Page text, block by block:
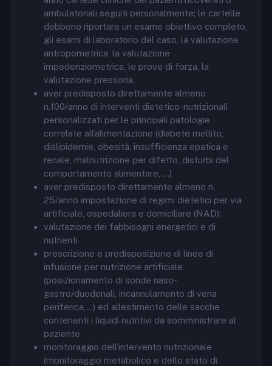
ambulatoriali seguiti personalmente; le cartelle
debbono riportare un esame obiettivo completo,
gli esami di laboratorio del caso, la valutazione
antropometrica, la valutazione
impedenziometrica, le prove di forza, la
valutazione pressoria.
aver predisposto direttamente almeno
n.100/anno di interventi dietetico-nutrizionali
personalizzati per le principali patologie
correlate all’alimentazione (diabete mellito,
dislipidemie, obesità, insufficienza epatica e
renale, malnutrizione per difetto, disturbi del
comportamento alimentare, …)
aver predisposto direttamente almeno n.
25/anno impostazione di regimi dietetici per via
artificiale, ospedaliera e domiciliare (NAD):
valutazione dei fabbisogni energetici e di
nutrienti
prescrizione e predisposizione di linee di
infusione per nutrizione artificiale
(posizionamento di sonde naso-
gastro/duodenali, incannulamento di vena
periferica,…) ed allestimento delle sacche
contenenti i liquidi nutritivi da somministrare al
paziente
monitoraggio dell’intervento nutrizionale
(monitoraggio metabolico e dello stato di